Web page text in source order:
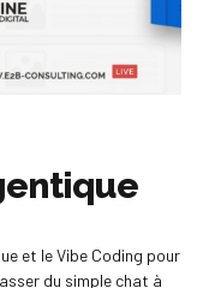
et le Vibe Coding pour
du simple chat à